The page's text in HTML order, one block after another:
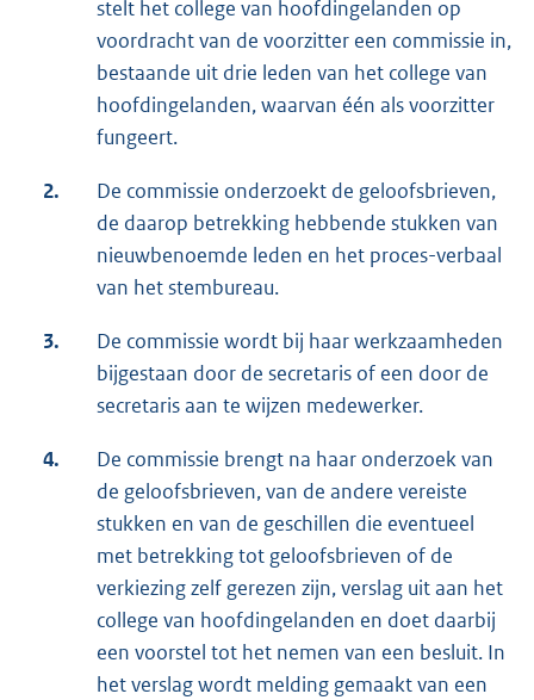
stelt het college van hoofdingelanden op
voordracht van de voorzitter een commissie in,
bestaande uit drie leden van het college van
hoofdingelanden, waarvan één als voorzitter
fungeert.
2.
De commissie onderzoekt de geloofsbrieven,
de daarop betrekking hebbende stukken van
nieuwbenoemde leden en het proces-verbaal
van het stembureau.
3.
De commissie wordt bij haar werkzaamheden
bijgestaan door de secretaris of een door de
secretaris aan te wijzen medewerker.
4.
De commissie brengt na haar onderzoek van
de geloofsbrieven, van de andere vereiste
stukken en van de geschillen die eventueel
met betrekking tot geloofsbrieven of de
verkiezing zelf gerezen zijn, verslag uit aan het
college van hoofdingelanden en doet daarbij
een voorstel tot het nemen van een besluit. In
het verslag wordt melding gemaakt van een